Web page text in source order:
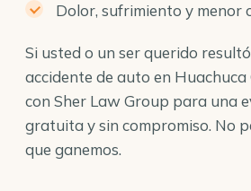
Dolor, sufrimiento y menor
Si usted o un ser querido
accidente de auto en Huachuca
con Sher Law Group para una
gratuita y sin compromiso. No
que ganemos.